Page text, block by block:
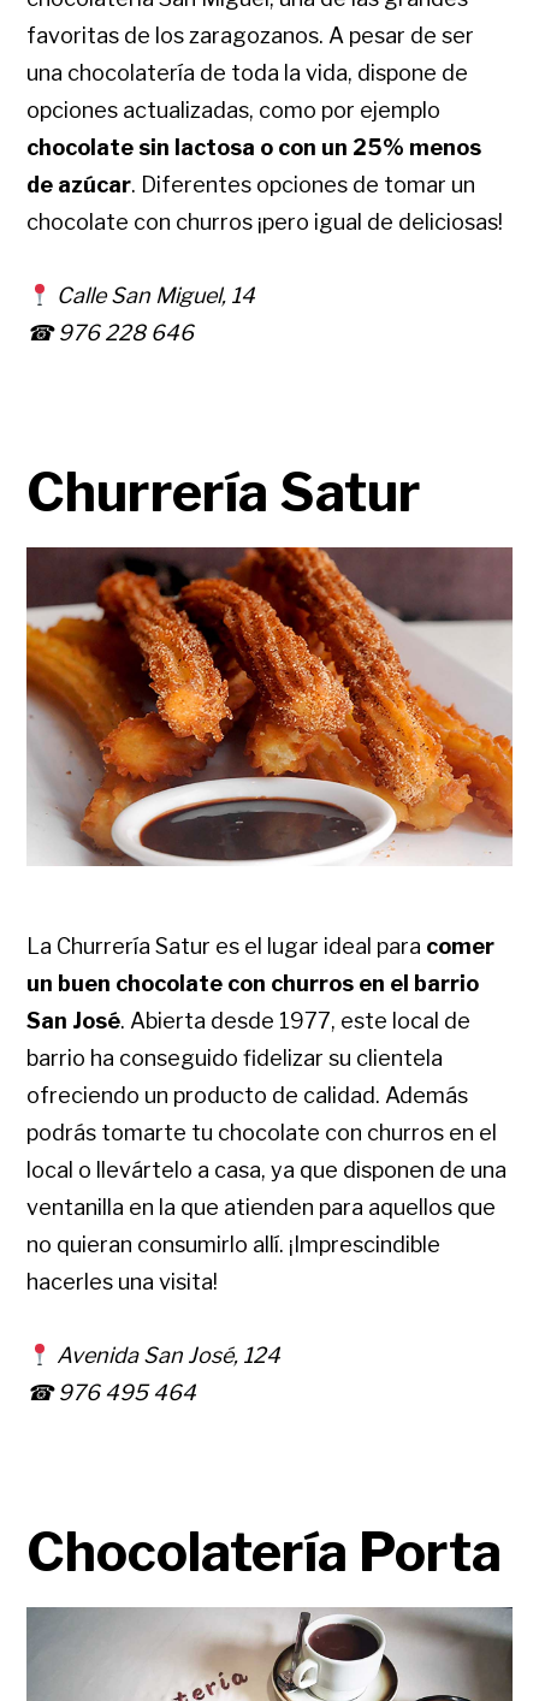
favoritas de los zaragozanos. A pesar de ser
una chocolatería de toda la vida, dispone de
opciones actualizadas, como por ejemplo
chocolate sin lactosa o con un 25% menos
de azúcar. Diferentes opciones de tomar un
chocolate con churros ¡pero igual de deliciosas!
Calle San Miguel, 14
☎ 976 228 646
Churrería Satur
La Churrería Satur es el lugar ideal para comer
un buen chocolate con churros en el barrio
San José. Abierta desde 1977, este local de
barrio ha conseguido fidelizar su clientela
ofreciendo un producto de calidad. Además
podrás tomarte tu chocolate con churros en el
local o llevártelo a casa, ya que disponen de una
ventanilla en la que atienden para aquellos que
no quieran consumirlo allí. ¡Imprescindible
hacerles una visita!
Avenida San José, 124
☎ 976 495 464
Chocolatería Porta